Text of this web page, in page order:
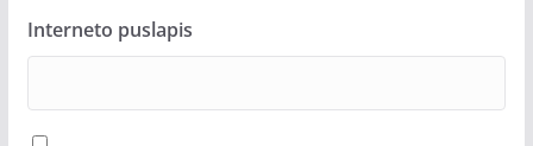
Interneto puslapis